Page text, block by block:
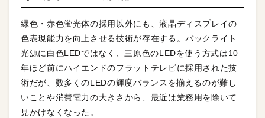
緑色・赤色蛍光体の採用以外にも、液晶ディスプレイの
色表現能力を向上させる技術が存在する。バックライト
光源に白色LEDではなく、三原色のLEDを使う方式は10
年ほど前にハイエンドのフラットテレビに採用された技
術だが、数多くのLEDの輝度バランスを揃えるのが難し
いことや消費電力の大きさから、最近は業務用を除いて
見かけなくなった。